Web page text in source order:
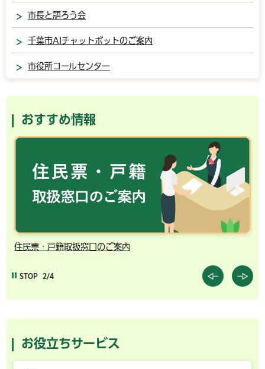
市長と語ろう会
千葉市AIチャットボットのご案内
市役所コールセンター
おすすめ情報
住民票・戸籍取扱窓口のご案内
STOP 2/4
お役立ちサービス